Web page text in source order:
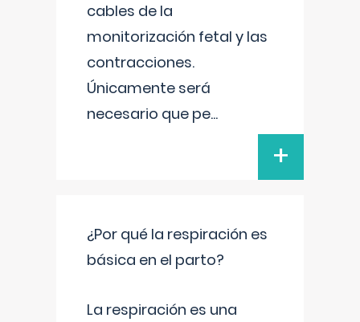
cables de la
monitorización fetal y las
contracciones.
Únicamente será
necesario que pe...
+
¿Por qué la respiración es
básica en el parto?
La respiración es una